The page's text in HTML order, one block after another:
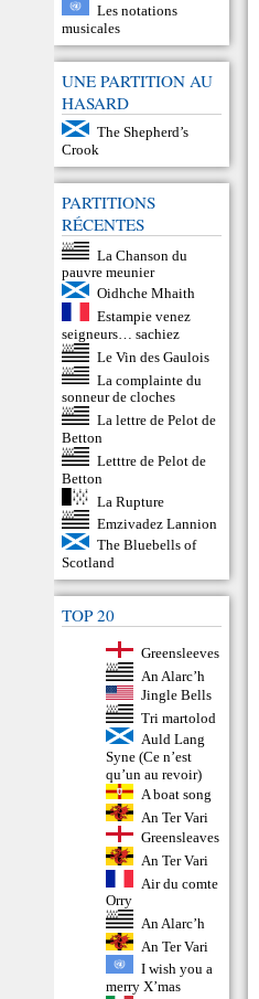
Les notations
musicales
UNE PARTITION AU
HASARD
The Shepherd’s
Crook
PARTITIONS
RÉCENTES
La Chanson du
pauvre meunier
Oidhche Mhaith
Estampie venez
seigneurs… sachiez
Le Vin des Gaulois
La complainte du
sonneur de cloches
La lettre de Pelot de
Betton
Letttre de Pelot de
Betton
La Rupture
Emzivadez Lannion
The Bluebells of
Scotland
TOP 20
Greensleeves
An Alarc’h
Jingle Bells
Tri martolod
Auld Lang
Syne (Ce n’est
qu’un au revoir)
A boat song
An Ter Vari
Greensleaves
An Ter Vari
Air du comte
Orry
An Alarc’h
An Ter Vari
I wish you a
merry X’mas